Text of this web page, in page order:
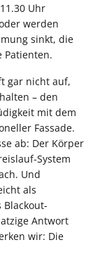
Uhr
werden
sinkt, die
Patienten.
gar nicht auf,
– den
mit dem
Fassade.
ab: Der Körper
System
Und
als
Antwort
wir: Die